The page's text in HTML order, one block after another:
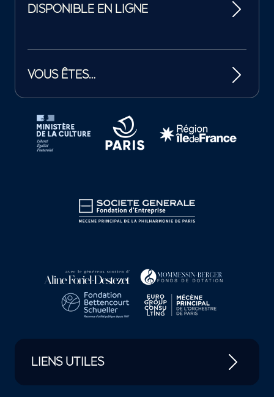
DISPONIBLE EN LIGNE
VOUS ÊTES…
Tutelles et mécènes de la Philharmonie de Paris
LIENS UTILES